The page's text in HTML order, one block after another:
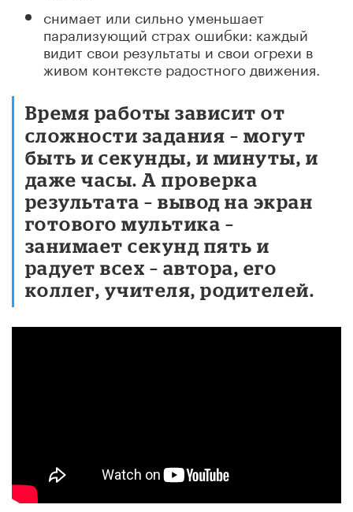
снимает или сильно уменьшает
парализующий страх ошибки: каждый
видит свои результаты и свои огрехи в
живом контексте радостного движения.
Время работы зависит от
сложности задания – могут
быть и секунды, и минуты, и
даже часы. А проверка
результата – вывод на экран
готового мультика –
занимает секунд пять и
радует всех – автора, его
коллег, учителя, родителей.